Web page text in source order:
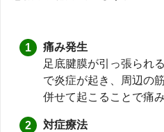
痛み発生
足底腱膜が引っ張られ
で炎症が起き、周辺の
併せて起こることで痛
対症療法